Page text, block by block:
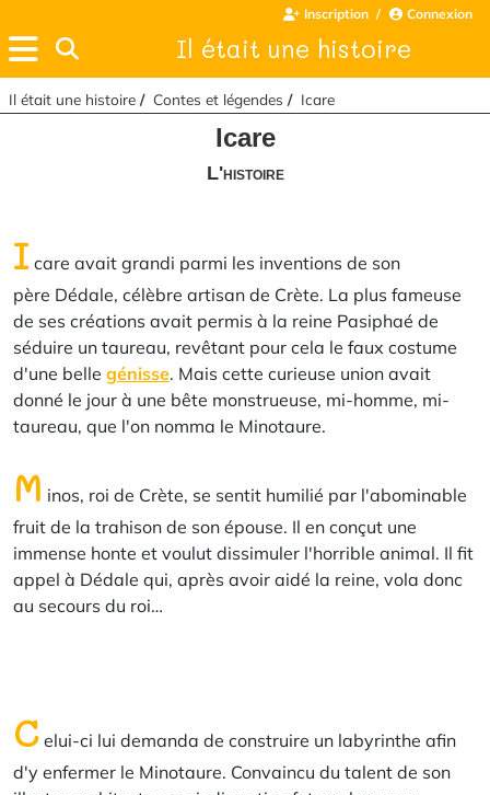
Il était une histoire
Inscription Connexion
Il était une histoire Contes et légendes Icare
Icare
L'histoire
I care avait grandi parmi les inventions de son
père Dédale, célèbre artisan de Crète. La plus fameuse
de ses créations avait permis à la reine Pasiphaé de
séduire un taureau, revêtant pour cela le faux costume
d'une belle génisse. Mais cette curieuse union avait
donné le jour à une bête monstrueuse, mi-homme, mi-
taureau, que l'on nomma le Minotaure.
M inos, roi de Crète, se sentit humilié par l'abominable
fruit de la trahison de son épouse. Il en conçut une
immense honte et voulut dissimuler l'horrible animal. Il fit
appel à Dédale qui, après avoir aidé la reine, vola donc
au secours du roi…
C elui-ci lui demanda de construire un labyrinthe afin
d'y enfermer le Minotaure. Convaincu du talent de son